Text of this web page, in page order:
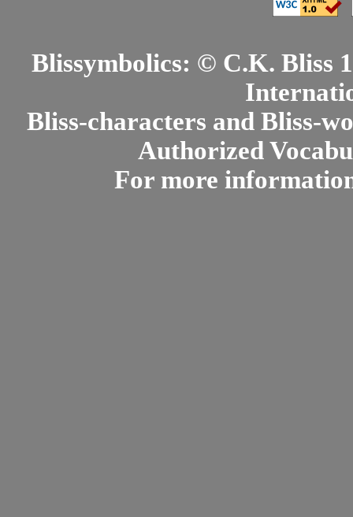
Blissymbolics: © C.K. Bliss
Bliss-characters and Bliss-
Authorized
For more